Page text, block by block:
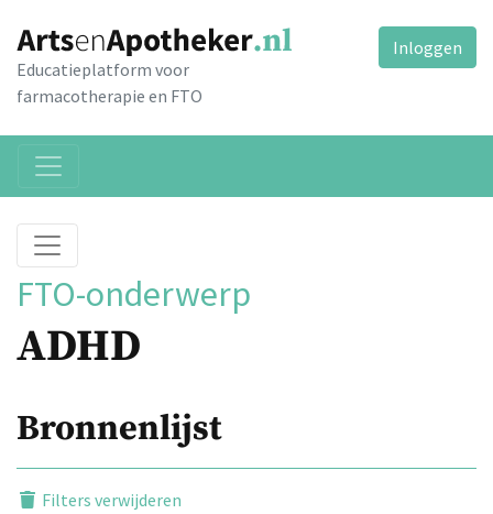
Educatieplatform voor
farmacotherapie en FTO
Inloggen
FTO-onderwerp
ADHD
Bronnenlijst
Filters verwijderen